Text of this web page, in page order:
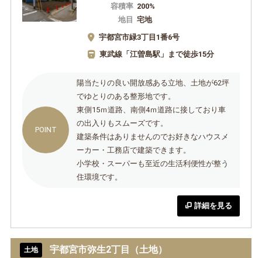
容積率 200%
地目
宅地
宇都宮市緑3丁目1番6号
東武線「江曽島駅」まで徒歩15分
陽当たりの良い開放感ある立地、土地が62坪
でゆとりのある整形地です。
東側15ｍ道路、南側4ｍ道路に接しており車
の出入りもスムーズです。
建築条件はありませんのでお好きなハウスメ
ーカー・工務店で建築できます。
小学校・スーパーも至近の生活利便性が整う
住環境です。
詳細を見る
土地 宇都宮市弥生2丁目（土地）